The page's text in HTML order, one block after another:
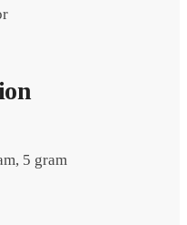
5 gram